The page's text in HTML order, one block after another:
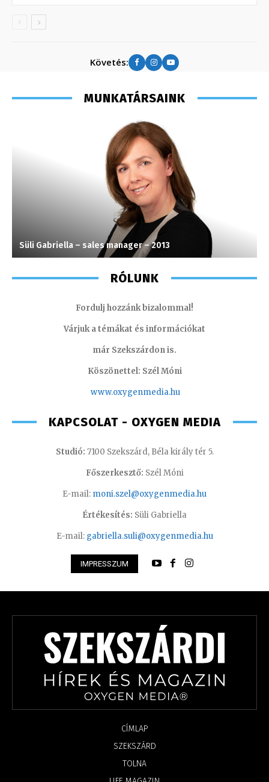
Követés:
MUNKATÁRSAINK
Süli Gabriella – sales manager – 2013
RÓLUNK
Fordulj hozzánk bizalommal!
Várjuk a témákat és információkat
már Szekszárdon is.
Köszönettel: Szél Móni
www.oxygenmedia.hu
KAPCSOLAT - OXYGEN MEDIA
Studió: 7100 Szekszárd, Béla király tér 5.
Főszerkesztő: Szél Móni
E-mail: moni.szel@oxygenmedia.hu
Értékesítés: Süli Gabriella
E-mail: gabriella.suli@oxygenmedia.hu
IMPRESSZUM
CÍMLAP
SZEKSZÁRD
TOLNA